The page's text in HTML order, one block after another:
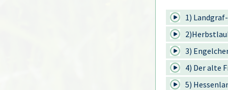
1)
3)
4) Der alte
5)